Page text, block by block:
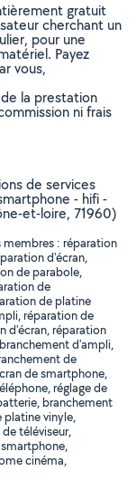
gratuit
cherchant un
pour une
Payez
vous,
la prestation
ni frais
de services
- hifi -
et-loire, 71960)
membres : réparation
d'écran,
de parabole,
de
de platine
réparation de
d'écran, réparation
d'ampli,
de
de smartphone,
réglage de
branchement
platine vinyle,
téléviseur,
cinéma,